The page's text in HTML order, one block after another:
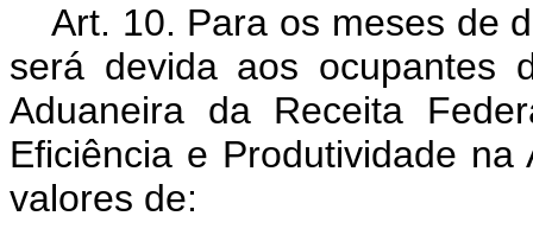
Art. 10. Para os meses de
será devida aos ocupantes
Aduaneira da Receita
Eficiência e Produtividade
valores de: